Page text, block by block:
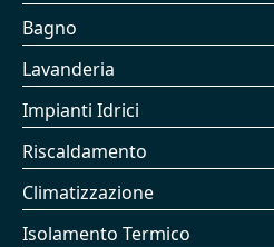
Bagno
Lavanderia
Impianti Idrici
Riscaldamento
Climatizzazione
Isolamento Termico